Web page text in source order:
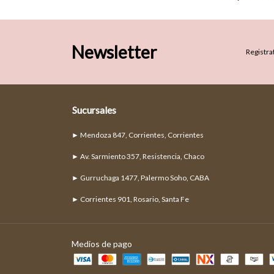
Newsletter
Sucursales
► Mendoza 847, Corrientes, Corrientes
► Av. Sarmiento 357, Resistencia, Chaco
► Gurruchaga 1477, Palermo Soho, CABA
► Corrientes 901, Rosario, Santa Fe
Medios de pago